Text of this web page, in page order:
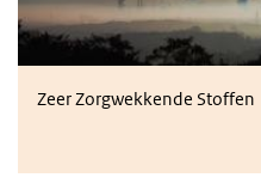
Zeer Zorgwekkende Stoffen